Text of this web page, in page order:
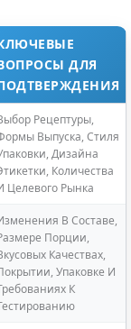
ДЛЯ
Рецептуры,
Выпуска, Стиля
Дизайна
Количества
Целевого Рынка
В Составе,
Порции,
Качествах,
Упаковке И
К